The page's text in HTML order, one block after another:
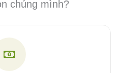
chúng mình?